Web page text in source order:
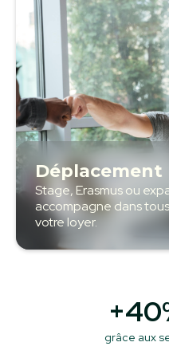
Déplacement
Stage, Erasmus ou
accompagne dans
votre loyer.
grâce aux